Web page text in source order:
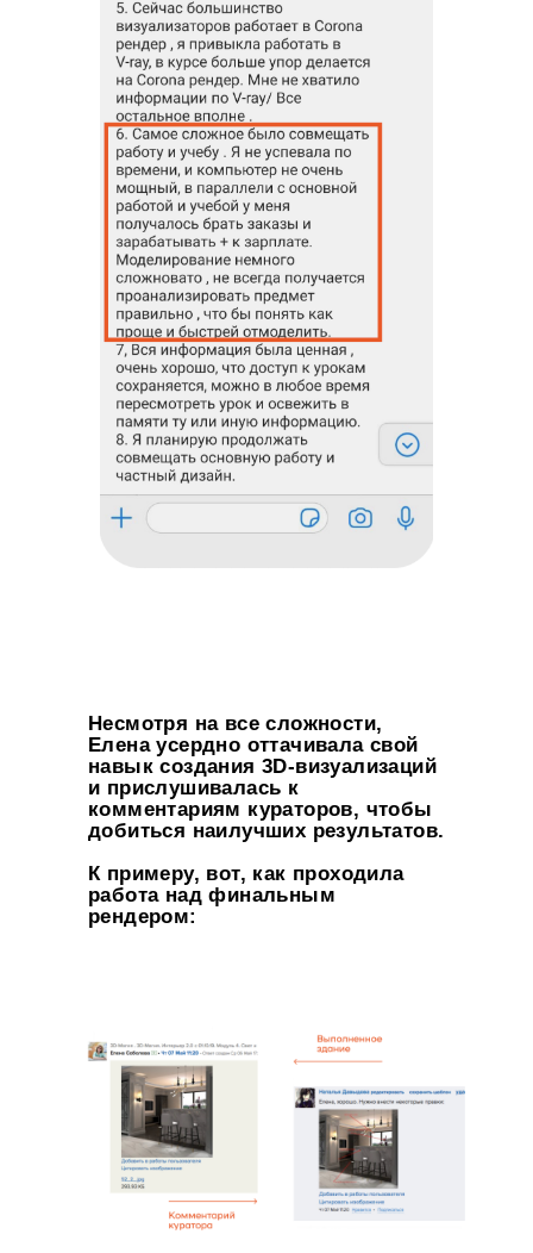
Несмотря на все сложности,
Елена усердно оттачивала свой
навык создания 3D-визуализаций
и прислушивалась к
комментариям кураторов, чтобы
добиться наилучших результатов.
К примеру, вот, как проходила
работа над финальным
рендером: